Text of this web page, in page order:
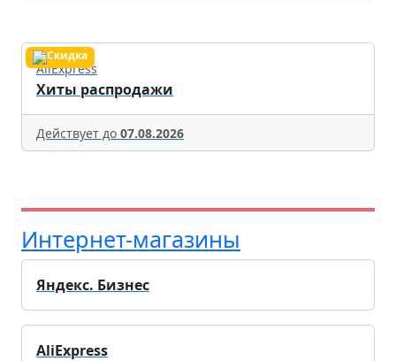
AliExpress
Хиты распродажи
Действует до 07.08.2026
Интернет-магазины
Яндекс. Бизнес
AliExpress